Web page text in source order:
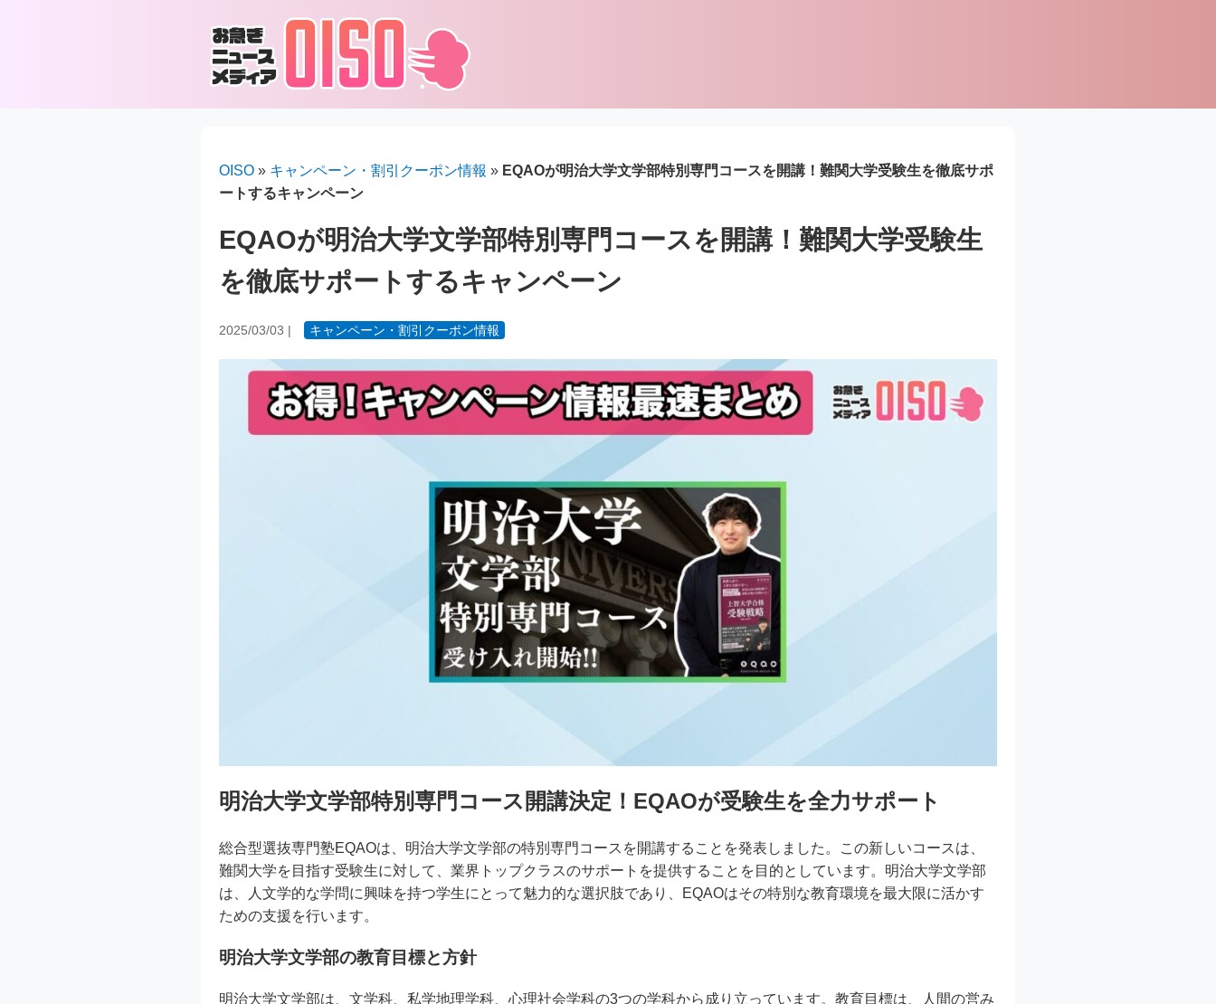
OISO » キャンペーン・割引クーポン情報 » EQAOが明治大学文学部特別専門コースを開講！難関大学受験生を徹底サポ
ートするキャンペーン
EQAOが明治大学文学部特別専門コースを開講！難関大学受験生
を徹底サポートするキャンペーン
2025/03/03 | キャンペーン・割引クーポン情報
明治大学文学部特別専門コース開講決定！EQAOが受験生を全力サポート
総合型選抜専門塾EQAOは、明治大学文学部の特別専門コースを開講することを発表しました。この新しいコースは、
難関大学を目指す受験生に対して、業界トップクラスのサポートを提供することを目的としています。明治大学文学部
は、人文学的な学問に興味を持つ学生にとって魅力的な選択肢であり、EQAOはその特別な教育環境を最大限に活かす
ための支援を行います。
明治大学文学部の教育目標と方針
明治大学文学部は、文学科、私学地理学科、心理社会学科の3つの学科から成り立っています。教育目標は、人間の営み